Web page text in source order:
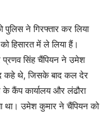
पुलिस ने गिरफ्तार कर लिया
हिसारत में ले लिया हैं।
प्रणव सिंह चैंपियन ने उमेश
कहे थे, जिसके बाद कल देर
कैंप कार्यालय और लंढौरा
था। उमेश कुमार ने चैंपियन को